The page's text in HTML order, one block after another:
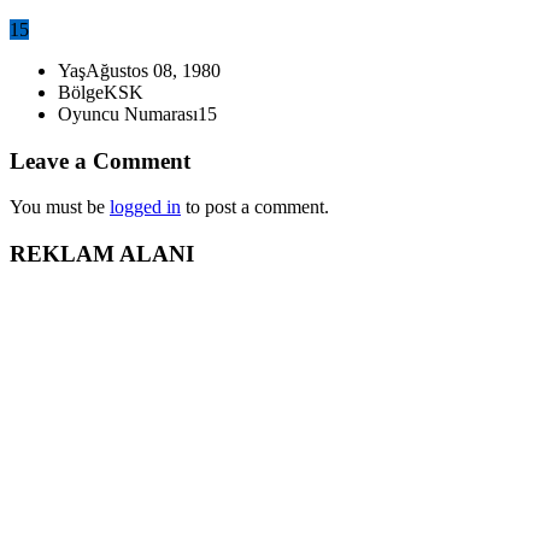
15
YaşAğustos 08, 1980
BölgeKSK
Oyuncu Numarası15
Leave a Comment
You must be logged in to post a comment.
REKLAM ALANI